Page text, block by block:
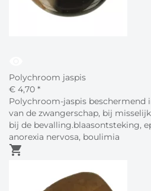
Polychroom jaspis
€ 4,70 *
Polychroom-jaspis beschermend
van de zwangerschap, bij
bij de bevalling.blaasontsteking,
anorexia nervosa, boulimia
shopping_cart